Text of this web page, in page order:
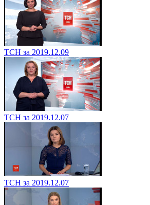
ТСН за 2019.12.09
ТСН за 2019.12.07
ТСН за 2019.12.07